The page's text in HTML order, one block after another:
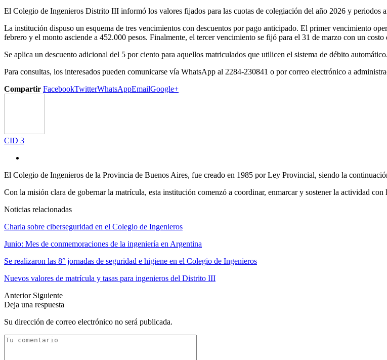
El Colegio de Ingenieros Distrito III informó los valores fijados para las cuotas de colegiación del año 2026 y periodos
La institución dispuso un esquema de tres vencimientos con descuentos por pago anticipado. El primer vencimiento
febrero y el monto asciende a 452.000 pesos. Finalmente, el tercer vencimiento se fijó para el 31 de marzo con un costo
Se aplica un descuento adicional del 5 por ciento para aquellos matriculados que utilicen el sistema de débito automático.
Para consultas, los interesados pueden comunicarse vía WhatsApp al 2284-230841 o por correo electrónico a
Compartir FacebookTwitterWhatsAppEmailGoogle+
CID 3
El Colegio de Ingenieros de la Provincia de Buenos Aires, fue creado en 1985 por Ley Provincial, siendo la
Con la misión clara de gobernar la matrícula, esta institución comenzó a coordinar, enmarcar y sostener la actividad
Noticias relacionadas
Charla sobre ciberseguridad en el Colegio de Ingenieros
Junio: Mes de conmemoraciones de la ingeniería en Argentina
Se realizaron las 8° jornadas de seguridad e higiene en el Colegio de Ingenieros
Nuevos valores de matrícula y tasas para ingenieros del Distrito III
Anterior Siguiente
Deja una respuesta
Su dirección de correo electrónico no será publicada.